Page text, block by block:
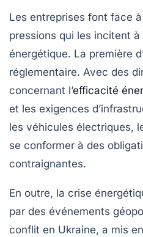
Les entreprises font face
pressions qui les incitent
énergétique. La première
réglementaire. Avec des
concernant l’efficacité
et les exigences
les véhicules électriques,
se conformer à des
contraignantes.
En outre, la crise
par des événements
conflit en Ukraine, a mis